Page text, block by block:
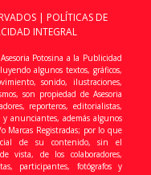
| POLÍTICAS DE
INTEGRAL
Potosina a la Publicidad
algunos textos, gráficos,
sonido, ilustraciones,
son propiedad de Asesoria
reporteros, editorialistas,
anunciantes, además algunos
Marcas Registradas; por lo que
de su contenido, sin el
vista, de los colaboradores,
participantes, fotógrafos y